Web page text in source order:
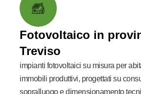
Fotovoltaico in
Treviso
impianti fotovoltaici su misura per
immobili produttivi, progettati su
sopralluogo e dimensionamento